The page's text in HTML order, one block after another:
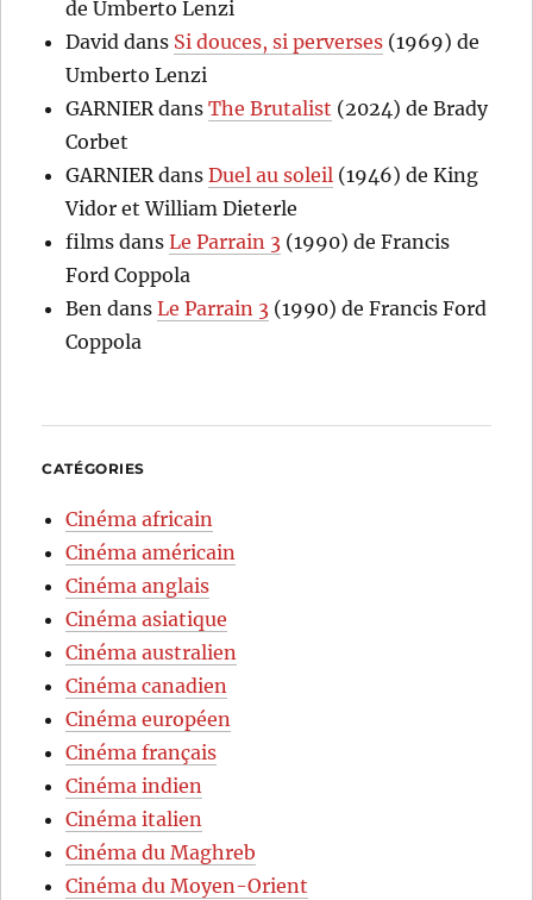
de Umberto Lenzi
David dans Si douces, si perverses (1969) de
Umberto Lenzi
GARNIERdansThe Brutalist (2024) de Brady
Corbet
GARNIERdansDuel au soleil (1946) de King
Vidor et William Dieterle
films dansLe Parrain 3 (1990) de Francis
Ford Coppola
Ben dansLe Parrain 3 (1990) de Francis Ford
Coppola
CATÉGORIES
Cinéma africain
Cinéma américain
Cinéma anglais
Cinéma asiatique
Cinéma australien
Cinéma canadien
Cinéma européen
Cinéma français
Cinéma indien
Cinéma italien
Cinéma du Maghreb
Cinéma du Moyen-Orient